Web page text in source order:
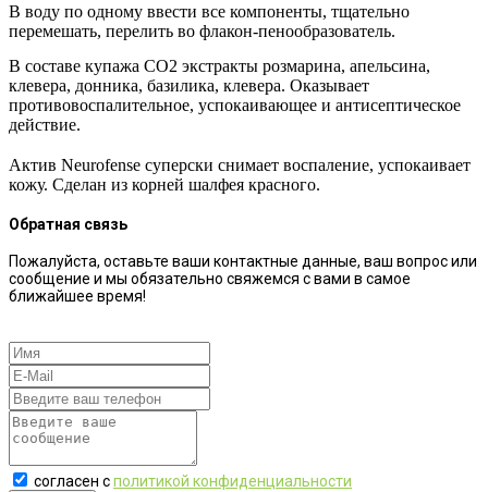
В воду по одному ввести все компоненты, тщательно
перемешать, перелить во флакон-пенообразователь.
В составе купажа СО2 экстракты розмарина, апельсина,
клевера, донника, базилика, клевера. Оказывает
противовоспалительное, успокаивающее и антисептическое
действие.
Актив Neurofense суперски снимает воспаление, успокаивает
кожу. Сделан из корней шалфея красного.
Обратная связь
Пожалуйста, оставьте ваши контактные данные, ваш вопрос или
сообщение и мы обязательно свяжемся с вами в самое
ближайшее время!
согласен сполитикой конфиденциальности